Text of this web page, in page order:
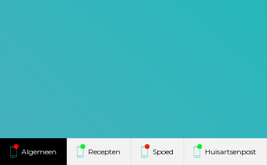
Algemeen Recepten Spoed Huisartsenpost